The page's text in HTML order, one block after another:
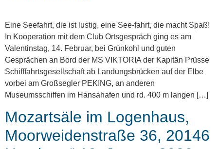
Eine Seefahrt, die ist lustig, eine See-fahrt, die macht Spaß!
In Kooperation mit dem Club Ortsgespräch ging es am
Valentinstag, 14. Februar, bei Grünkohl und guten
Gesprächen an Bord der MS VIKTORIA der Kapitän Prüsse
Schifffahrtsgesellschaft ab Landungsbrücken auf der Elbe
vorbei am Großsegler PEKING, an anderen
Museumsschiffen im Hansahafen und rd. 400 m langen […]
Mozartsäle im Logenhaus,
Moorweidenstraße 36, 20146